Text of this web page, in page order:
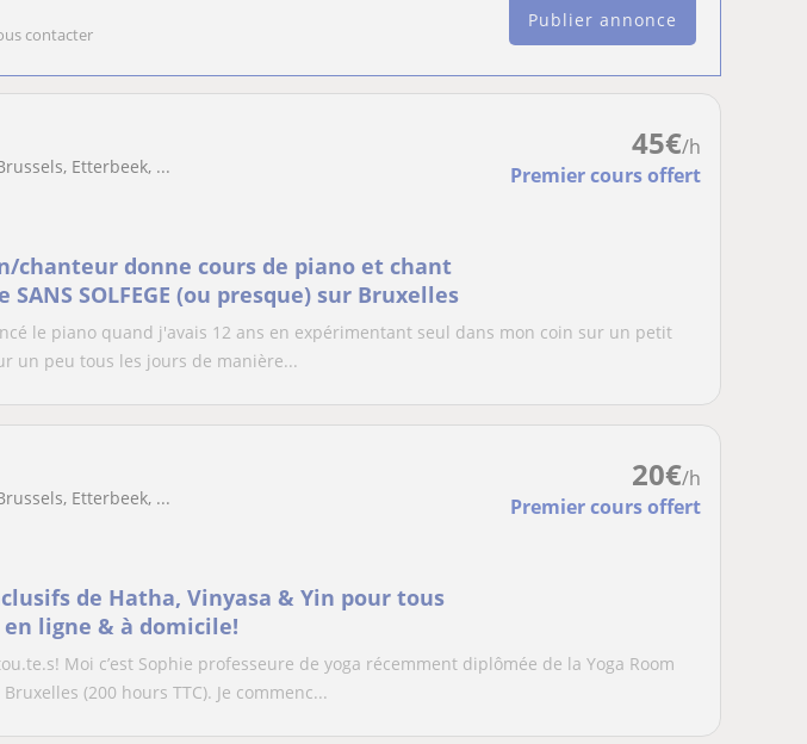
contacter
Publier annonce
45€/h
Premier cours offert
Etterbeek, ...
chanteur donne cours de piano et chant
SANS SOLFEGE (ou presque) sur Bruxelles
le piano quand j'avais 12 ans en expérimentant seul dans mon coin sur un petit
un peu tous les jours de manière...
20€/h
Premier cours offert
Etterbeek, ...
de Hatha, Vinyasa & Yin pour tous
ligne & à domicile!
Moi c’est Sophie professeure de yoga récemment diplômée de la Yoga Room
(200 hours TTC). Je commenc...